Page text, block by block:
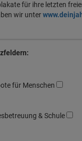
für ihre letzten
wir unter
für Menschen
& Schule